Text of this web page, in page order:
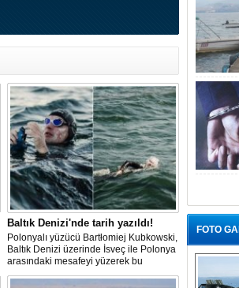
Baltık Denizi'nde tarih yazıldı!
Polonyalı yüzücü Bartłomiej Kubkowski,
Baltık Denizi üzerinde İsveç ile Polonya
arasındaki mesafeyi yüzerek bu
başarının ilk örneği olarak tarihe geçti.
FOTO